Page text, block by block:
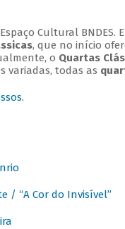
Cultural BNDES.
, que no início
o Quartas
variadas, todas as
.
/ “A Cor do Invisível”